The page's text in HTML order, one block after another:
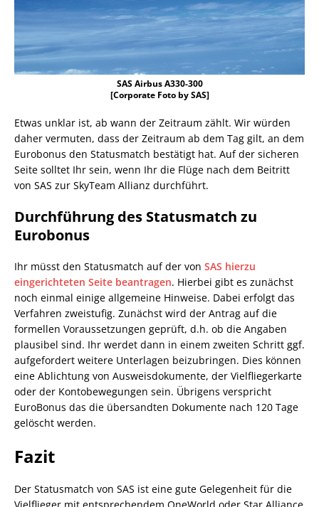
SAS Airbus A330-300
[Corporate Foto by SAS]
Etwas unklar ist, ab wann der Zeitraum zählt. Wir würden
daher vermuten, dass der Zeitraum ab dem Tag gilt, an dem
Eurobonus den Statusmatch bestätigt hat. Auf der sicheren
Seite solltet Ihr sein, wenn Ihr die Flüge nach dem Beitritt
von SAS zur SkyTeam Allianz durchführt.
Durchführung des Statusmatch zu
Eurobonus
Ihr müsst den Statusmatch auf der von SAS hierzu
eingerichteten Seite beantragen. Hierbei gibt es zunächst
noch einmal einige allgemeine Hinweise. Dabei erfolgt das
Verfahren zweistufig. Zunächst wird der Antrag auf die
formellen Voraussetzungen geprüft, d.h. ob die Angaben
plausibel sind. Ihr werdet dann in einem zweiten Schritt ggf.
aufgefordert weitere Unterlagen beizubringen. Dies können
eine Ablichtung von Ausweisdokumente, der Vielfliegerkarte
oder der Kontobewegungen sein. Übrigens verspricht
EuroBonus das die übersandten Dokumente nach 120 Tage
gelöscht werden.
Fazit
Der Statusmatch von SAS ist eine gute Gelegenheit für die